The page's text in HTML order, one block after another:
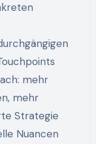
mehr
mehr
Strategie
Nuancen